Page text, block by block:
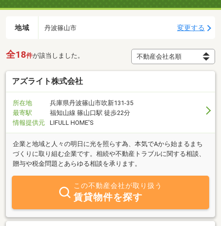
地域 丹波篠山市 変更する
全18件が該当しました。
アズライト株式会社
所在地
兵庫県丹波篠山市吹新131-35
最寄駅
福知山線 篠山口駅 徒歩22分
情報提供元
LIFULL HOME'S
企業と地域と人々の明日に光を照らす為、本気でAから始まるまち
づくりに取り組む企業です。相続や不動産トラブルに関する相談、
贈与や税金問題とあらゆる相談を承ります。
この不動産会社が取り扱う
賃貸物件を探す